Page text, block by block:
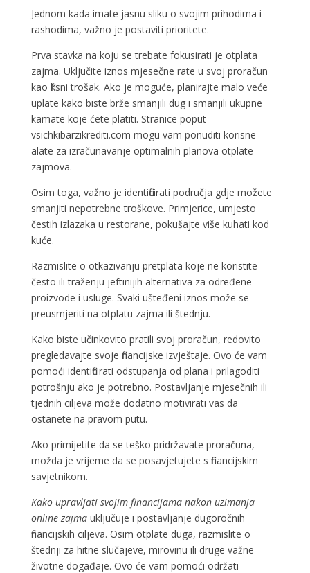
Jednom kada imate jasnu sliku o svojim prihodima i
rashodima, važno je postaviti prioritete.
Prva stavka na koju se trebate fokusirati je otplata
zajma. Uključite iznos mjesečne rate u svoj proračun
kao fiksni trošak. Ako je moguće, planirajte malo veće
uplate kako biste brže smanjili dug i smanjili ukupne
kamate koje ćete platiti. Stranice poput
vsichkibarzikrediti.com mogu vam ponuditi korisne
alate za izračunavanje optimalnih planova otplate
zajmova.
Osim toga, važno je identificirati područja gdje možete
smanjiti nepotrebne troškove. Primjerice, umjesto
čestih izlazaka u restorane, pokušajte više kuhati kod
kuće.
Razmislite o otkazivanju pretplata koje ne koristite
često ili traženju jeftinijih alternativa za određene
proizvode i usluge. Svaki ušteđeni iznos može se
preusmjeriti na otplatu zajma ili štednju.
Kako biste učinkovito pratili svoj proračun, redovito
pregledavajte svoje financijske izvještaje. Ovo će vam
pomoći identificirati odstupanja od plana i prilagoditi
potrošnju ako je potrebno. Postavljanje mjesečnih ili
tjednih ciljeva može dodatno motivirati vas da
ostanete na pravom putu.
Ako primijetite da se teško pridržavate proračuna,
možda je vrijeme da se posavjetujete s financijskim
savjetnikom.
Kako upravljati svojim financijama nakon uzimanja
online zajmauključuje i postavljanje dugoročnih
financijskih ciljeva. Osim otplate duga, razmislite o
štednji za hitne slučajeve, mirovinu ili druge važne
životne događaje. Ovo će vam pomoći održati